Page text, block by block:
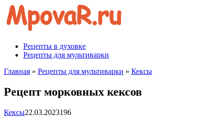
Перейти
контенту
Рецепты в духовке
Рецепты для мультиварки
Главная » Рецепты для мультиварки » Кексы
Рецепт морковных кексов
Кексы22.03.2023196